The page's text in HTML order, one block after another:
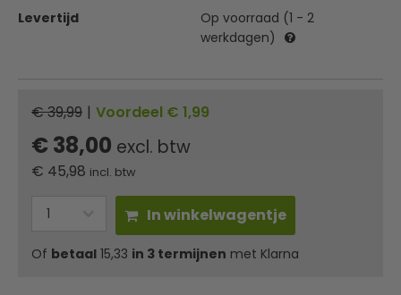
Levertijd
Op voorraad (1 - 2
werkdagen)
€ 39,99 | Voordeel € 1,99
€ 38,00 excl. btw
€ 45,98 incl. btw
In winkelwagentje
Of betaal 15,33 in 3 termijnen met Klarna